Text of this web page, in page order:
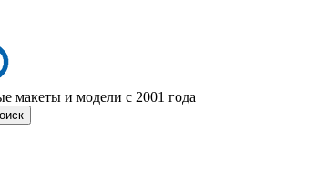
макеты и модели с 2001 года